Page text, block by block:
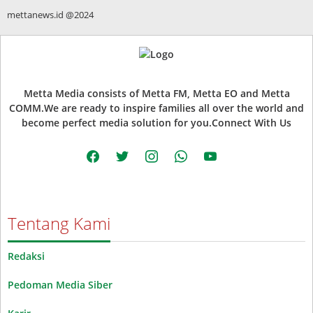
mettanews.id @2024
Metta Media consists of Metta FM, Metta EO and Metta
COMM.We are ready to inspire families all over the world and
become perfect media solution for you.Connect With Us
facebooktwitter instagramwhatsappyoutube
Tentang Kami
Redaksi
Pedoman Media Siber